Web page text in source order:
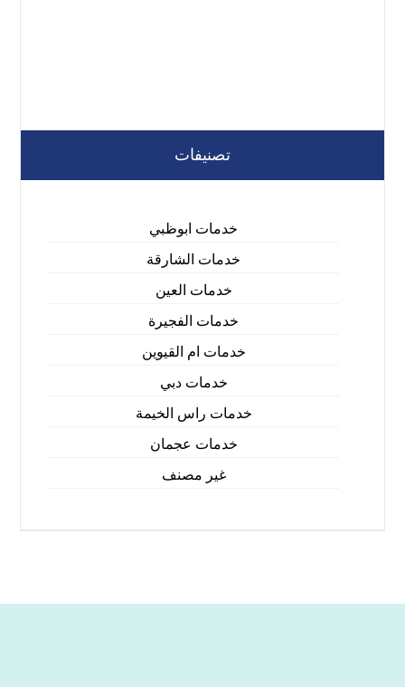
تصنيفات
خدمات ابوظبي
خدمات الشارقة
خدمات العين
خدمات الفجيرة
خدمات ام القيوين
خدمات دبي
خدمات راس الخيمة
خدمات عجمان
غير مصنف